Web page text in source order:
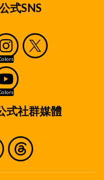
式SNS
式社群媒體